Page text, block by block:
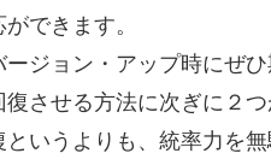
できます。
ージョン・アップ時にぜひ
させる方法に次ぎに２つ
いうよりも、統率力を